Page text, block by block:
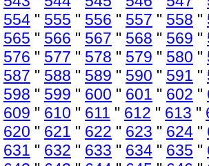
554 " 555 " 556 " 557 " 558 "
565 " 566 " 567 " 568 " 569 "
576 " 577 " 578 " 579 " 580 "
587 " 588 " 589 " 590 " 591 "
598 " 599 " 600 " 601 " 602 "
609 " 610 " 611 " 612 " 613 "
620 " 621 " 622 " 623 " 624 "
631 " 632 " 633 " 634 " 635 "